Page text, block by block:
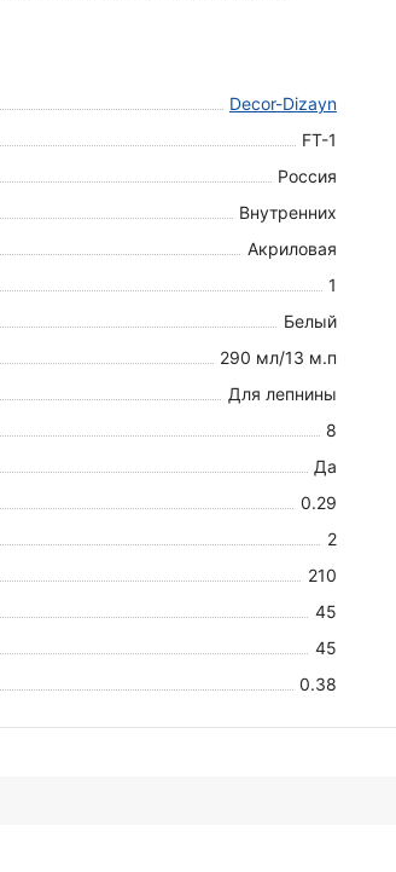
Decor-Dizayn
FT-1
Россия
Внутренних
Акриловая
1
Белый
290 мл/13 м.п
Для лепнины
8
Да
0.29
2
210
45
45
0.38